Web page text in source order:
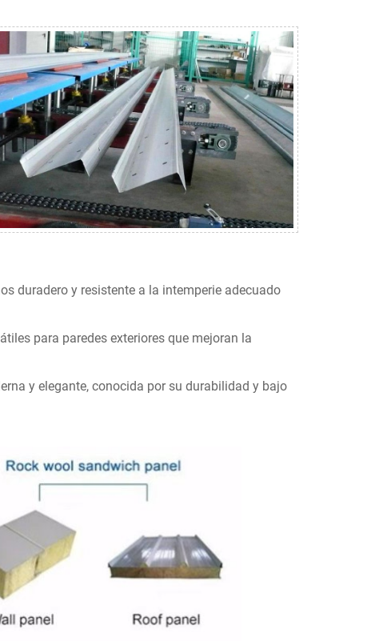
duradero y resistente a la intemperie adecuado
para paredes exteriores que mejoran la
y elegante, conocida por su durabilidad y bajo